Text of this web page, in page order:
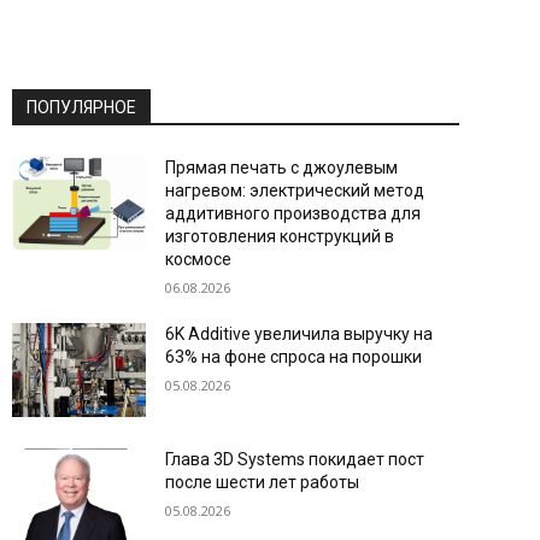
ПОПУЛЯРНОЕ
Прямая печать с джоулевым
нагревом: электрический метод
аддитивного производства для
изготовления конструкций в
космосе
06.08.2026
6K Additive увеличила выручку на
63% на фоне спроса на порошки
05.08.2026
Глава 3D Systems покидает пост
после шести лет работы
05.08.2026